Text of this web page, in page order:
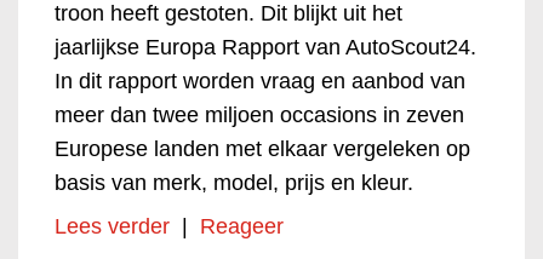
troon heeft gestoten. Dit blijkt uit het
jaarlijkse Europa Rapport van AutoScout24.
In dit rapport worden vraag en aanbod van
meer dan twee miljoen occasions in zeven
Europese landen met elkaar vergeleken op
basis van merk, model, prijs en kleur.
Lees verder
Reageer